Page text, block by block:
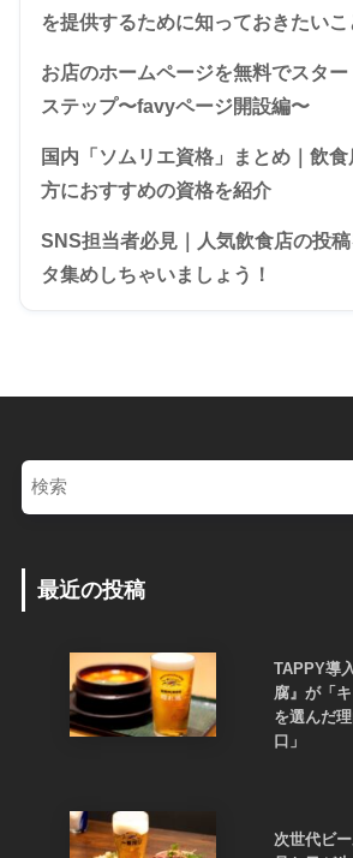
を提供するために知っておきたいこ
お店のホームページを無料でスター
ステップ〜favyページ開設編〜
国内「ソムリエ資格」まとめ｜飲
方におすすめの資格を紹介
SNS担当者必見｜人気飲食店の投
タ集めしちゃいましょう！
最近の投稿
TAPPY導
腐』が「
を選んだ
口」
次世代ビ